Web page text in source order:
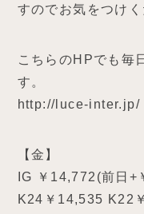
すのでお気をつけく
こちらのHPでも毎
す。
http://luce-inter.jp/
【金】
IG ￥14,772(前日+
K24￥14,535 K22